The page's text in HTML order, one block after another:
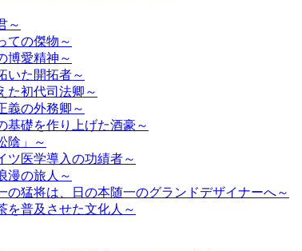
～
ての傑物～
博愛精神～
た開拓者～
初代司法卿～
の外務卿～
礎を作り上げた酒豪～
陰」～
医学導入の功績者～
漫の旅人～
猛将は、日の本随一のグランドデザイナーへ～
普及させた文化人～